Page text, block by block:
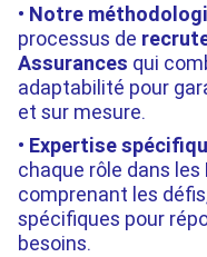
Notre
processus de
Assurances qui
adaptabilité pour
et sur mesure.
Expertise
chaque rôle dans
comprenant les
spécifiques pour
besoins.